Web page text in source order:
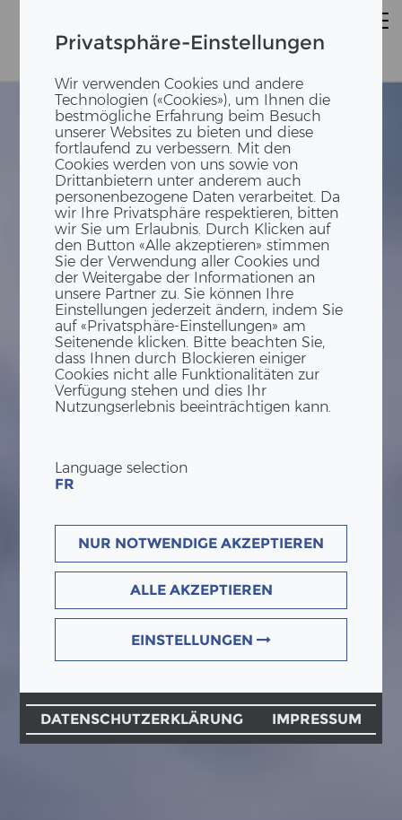
Privatsphäre-Einstellungen
Wir verwenden Cookies und andere
Technologien («Cookies»), um Ihnen die
bestmögliche Erfahrung beim Besuch
unserer Websites zu bieten und diese
fortlaufend zu verbessern. Mit den
Cookies werden von uns sowie von
Drittanbietern unter anderem auch
personenbezogene Daten verarbeitet. Da
wir Ihre Privatsphäre respektieren, bitten
wir Sie um Erlaubnis. Durch Klicken auf
den Button «Alle akzeptieren» stimmen
Sie der Verwendung aller Cookies und
der Weitergabe der Informationen an
unsere Partner zu. Sie können Ihre
Einstellungen jederzeit ändern, indem Sie
auf «Privatsphäre-Einstellungen» am
Seitenende klicken. Bitte beachten Sie,
dass Ihnen durch Blockieren einiger
Cookies nicht alle Funktionalitäten zur
Verfügung stehen und dies Ihr
Nutzungserlebnis beeinträchtigen kann.
Language selection
FR
NUR NOTWENDIGE AKZEPTIEREN
ALLE AKZEPTIEREN
EINSTELLUNGEN
DATENSCHUTZERKLÄRUNG IMPRESSUM